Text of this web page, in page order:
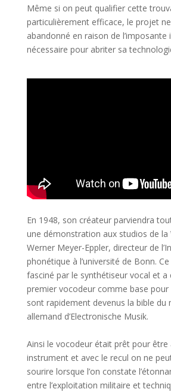
Même si on peut qualifier cette
particulièrement efficace, le projet
abandonné en raison de
nécessaire pour abriter sa
En 1948, son créateur parviendra
une démonstration aux studios de la
Werner Meyer-Eppler, directeur de
phonétique à l’université de Bonn.
fasciné par le synthétiseur vocal et a
premier vocodeur comme base pour
sont rapidement devenus la bible du
allemand d’Electronische Musik.
Ainsi le vocodeur était prêt pour
instrument et avec le recul on ne
sourire lorsque l’on constate
entre l’exploitation militaire et